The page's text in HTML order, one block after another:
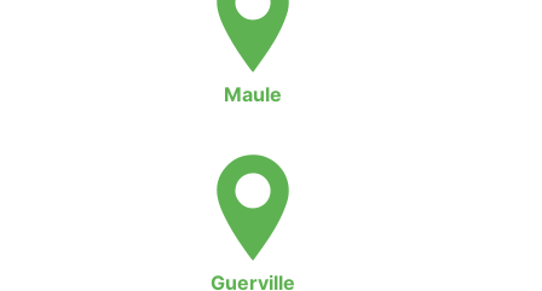
Maule
Guerville